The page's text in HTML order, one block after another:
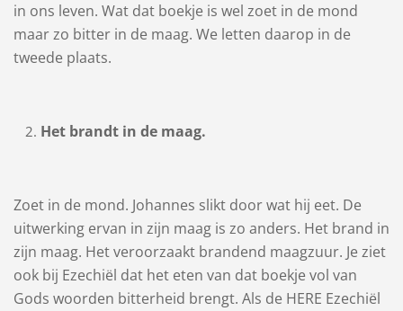
in ons leven. Wat dat boekje is wel zoet in de mond
maar zo bitter in de maag. We letten daarop in de
tweede plaats.
Het brandt in de maag.
Zoet in de mond. Johannes slikt door wat hij eet. De
uitwerking ervan in zijn maag is zo anders. Het brand in
zijn maag. Het veroorzaakt brandend maagzuur. Je ziet
ook bij Ezechiël dat het eten van dat boekje vol van
Gods woorden bitterheid brengt. Als de HERE Ezechiël